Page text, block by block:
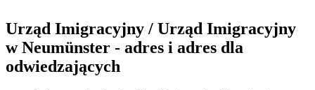
Urząd Imigracyjny / Urząd Imigracyjny
w Neumünster - adres i adres dla
odwiedzających